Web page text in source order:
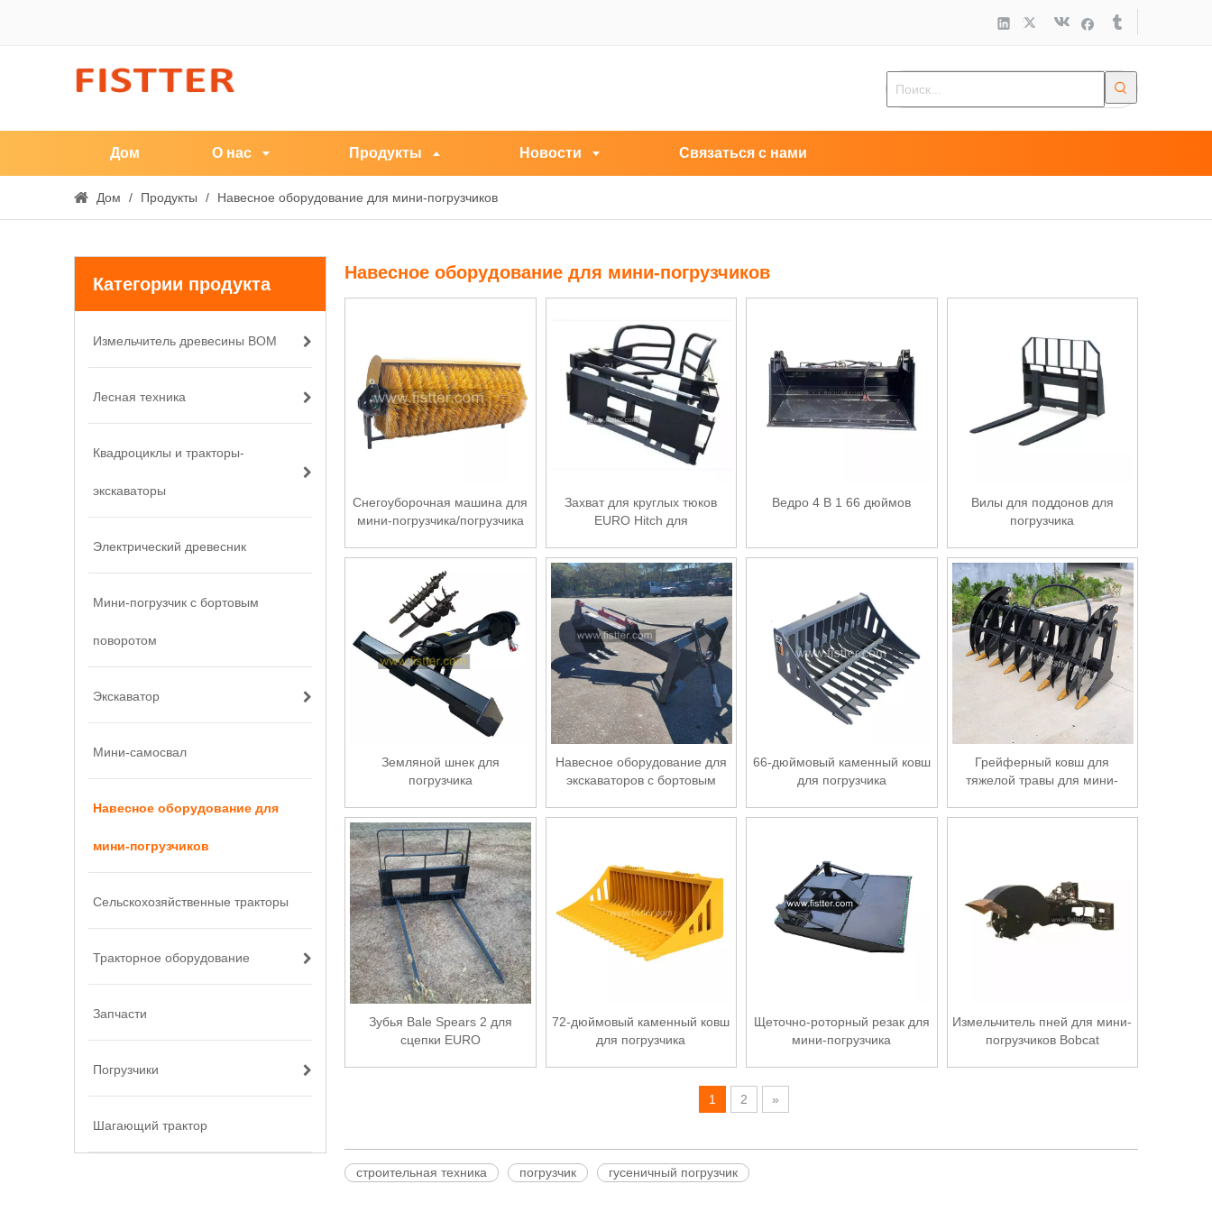
Дом О нас Продукты Новости Связаться с нами
Дом / Продукты / Навесное оборудование для мини-погрузчиков
Категории продукта
Измельчитель древесины ВОМ
Лесная техника
Квадроциклы и тракторы-
экскаваторы
Электрический древесник
Мини-погрузчик с бортовым
поворотом
Экскаватор
Мини-самосвал
Навесное оборудование для
мини-погрузчиков
Сельскохозяйственные тракторы
Тракторное оборудование
Запчасти
Погрузчики
Шагающий трактор
Навесное оборудование для мини-погрузчиков
Снегоуборочная машина для
мини-погрузчика/погрузчика
Захват для круглых тюков
EURO Hitch для
Ведро 4 В 1 66 дюймов
Вилы для поддонов для
погрузчика
Земляной шнек для
погрузчика
Навесное оборудование для
экскаваторов с бортовым
66-дюймовый каменный ковш
для погрузчика
Грейферный ковш для
тяжелой травы для мини-
Зубья Bale Spears 2 для
сцепки EURO
72-дюймовый каменный ковш
для погрузчика
Щеточно-роторный резак для
мини-погрузчика
Измельчитель пней для мини-
погрузчиков Bobcat
1 2 »
строительная техника погрузчик гусеничный погрузчик